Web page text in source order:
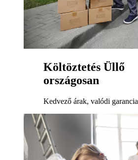
Költöztetés Üllő
országosan
Kedvező árak, valódi garancia